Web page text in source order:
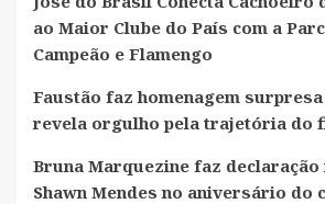
estilo
baile
ao Maior Clube do País com a
Campeão e Flamengo
Faustão faz homenagem surpresa
revela orgulho pela trajetória do
Bruna Marquezine faz
Shawn Mendes no aniversário do